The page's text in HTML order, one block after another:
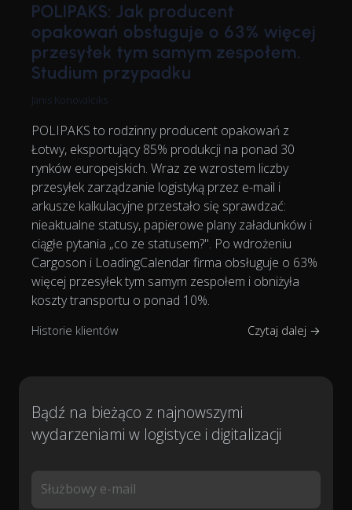
POLIPAKS: Jak producent
opakowań obsługuje o 63% więcej
przesyłek tym samym zespołem.
Studium przypadku
Janis Konovalciks
POLIPAKS to rodzinny producent opakowań z
Łotwy, eksportujący 85% produkcji na ponad 30
rynków europejskich. Wraz ze wzrostem liczby
przesyłek zarządzanie logistyką przez e-mail i
arkusze kalkulacyjne przestało się sprawdzać:
nieaktualne statusy, papierowe plany załadunków i
ciągłe pytania „co ze statusem?". Po wdrożeniu
Cargoson i LoadingCalendar firma obsługuje o 63%
więcej przesyłek tym samym zespołem i obniżyła
koszty transportu o ponad 10%.
Historie klientów Czytaj dalej →
Bądź na bieżąco z najnowszymi
wydarzeniami w logistyce i digitalizacji
Służbowy e-mail